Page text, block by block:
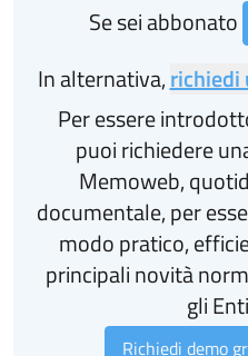
Se sei abbonato
In alternativa,richiedi
Per essere
puoi richiedere
Memoweb,
documentale, per
modo pratico,
principali novità
gli
Richiedi demo